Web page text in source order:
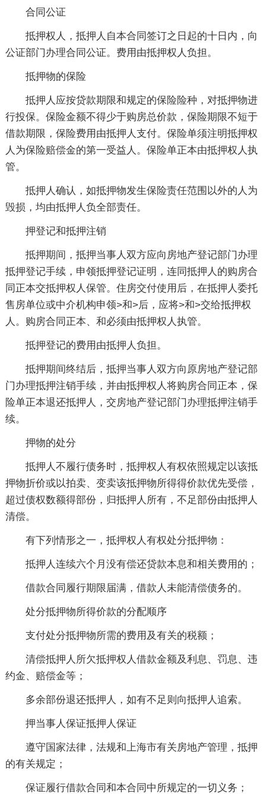
合同公证
抵押权人，抵押人自本合同签订之日起的十日内，向
公证部门办理合同公证。费用由抵押权人负担。
抵押物的保险
抵押人应按贷款期限和规定的保险险种，对抵押物进
行投保。保险金额不得少于购房总价款，保险期限不短于
借款期限，保险费用由抵押人支付。保险单须注明抵押权
人为保险赔偿金的第一受益人。保险单正本由抵押权人执
管。
抵押人确认，如抵押物发生保险责任范围以外的人为
毁损，均由抵押人负全部责任。
押登记和抵押注销
抵押期间，抵押当事人双方应向房地产登记部门办理
抵押登记手续，申领抵押登记证明，连同抵押人的购房合
同正本交抵押权人保管。住房交付使用后，在抵押人委托
售房单位或中介机构申领>和>后，应将>和>交给抵押权
人。购房合同正本、和必须由抵押权人执管。
抵押登记的费用由抵押人负担。
抵押期间终结后，抵押当事人双方向原房地产登记部
门办理抵押注销手续，并由抵押权人将购房合同正本，保
险单正本退还抵押人，交房地产登记部门办理抵押注销手
续。
押物的处分
抵押人不履行债务时，抵押权人有权依照规定以该抵
押物折价或以拍卖、变卖该抵押物所得得价款优先受偿，
超过债权数额得部份，归抵押人所有，不足部份由抵押人
清偿。
有下列情形之一，抵押权人有权处分抵押物：
抵押人连续六个月没有偿还贷款本息和相关费用的；
借款合同履行期限届满，借款人未能清偿债务的。
处分抵押物所得价款的分配顺序
支付处分抵押物所需的费用及有关的税额；
清偿抵押人所欠抵押权人借款金额及利息、罚息、违
约金、赔偿金等；
多余部份退还抵押人，如有不足则向抵押人追索。
押当事人保证抵押人保证
遵守国家法律，法规和上海市有关房地产管理，抵押
的有关规定；
保证履行借款合同和本合同中所规定的一切义务；